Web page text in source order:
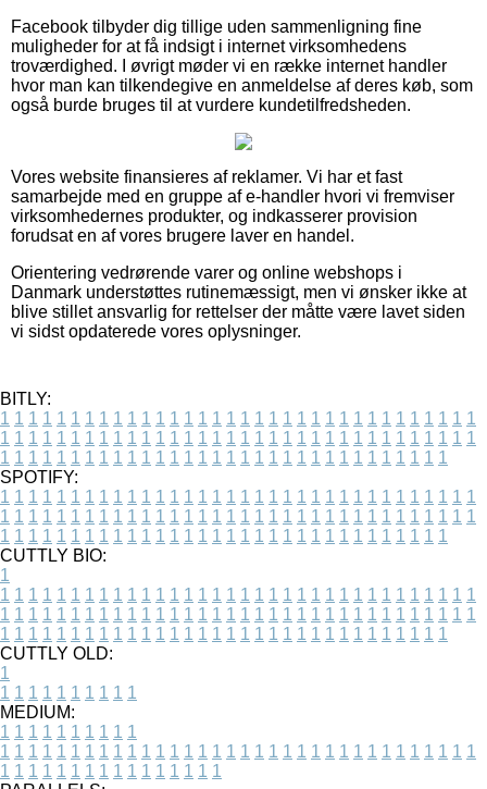
Facebook tilbyder dig tillige uden sammenligning fine
muligheder for at få indsigt i internet virksomhedens
troværdighed. I øvrigt møder vi en række internet handler
hvor man kan tilkendegive en anmeldelse af deres køb, som
også burde bruges til at vurdere kundetilfredsheden.
Vores website finansieres af reklamer. Vi har et fast
samarbejde med en gruppe af e-handler hvori vi fremviser
virksomhedernes produkter, og indkasserer provision
forudsat en af vores brugere laver en handel.
Orientering vedrørende varer og online webshops i
Danmark understøttes rutinemæssigt, men vi ønsker ikke at
blive stillet ansvarlig for rettelser der måtte være lavet siden
vi sidst opdaterede vores oplysninger.
BITLY:
1 1 1 1 1 1 1 1 1 1 1 1 1 1 1 1 1 1 1 1 1 1 1 1 1 1 1 1 1 1 1 1 1 1
1 1 1 1 1 1 1 1 1 1 1 1 1 1 1 1 1 1 1 1 1 1 1 1 1 1 1 1 1 1 1 1 1 1
1 1 1 1 1 1 1 1 1 1 1 1 1 1 1 1 1 1 1 1 1 1 1 1 1 1 1 1 1 1 1 1
SPOTIFY:
1 1 1 1 1 1 1 1 1 1 1 1 1 1 1 1 1 1 1 1 1 1 1 1 1 1 1 1 1 1 1 1 1 1
1 1 1 1 1 1 1 1 1 1 1 1 1 1 1 1 1 1 1 1 1 1 1 1 1 1 1 1 1 1 1 1 1 1
1 1 1 1 1 1 1 1 1 1 1 1 1 1 1 1 1 1 1 1 1 1 1 1 1 1 1 1 1 1 1 1
CUTTLY BIO:
1
1 1 1 1 1 1 1 1 1 1 1 1 1 1 1 1 1 1 1 1 1 1 1 1 1 1 1 1 1 1 1 1 1 1
1 1 1 1 1 1 1 1 1 1 1 1 1 1 1 1 1 1 1 1 1 1 1 1 1 1 1 1 1 1 1 1 1 1
1 1 1 1 1 1 1 1 1 1 1 1 1 1 1 1 1 1 1 1 1 1 1 1 1 1 1 1 1 1 1 1
CUTTLY OLD:
1
1 1 1 1 1 1 1 1 1 1
MEDIUM:
1 1 1 1 1 1 1 1 1 1
1 1 1 1 1 1 1 1 1 1 1 1 1 1 1 1 1 1 1 1 1 1 1 1 1 1 1 1 1 1 1 1 1 1
1 1 1 1 1 1 1 1 1 1 1 1 1 1 1 1